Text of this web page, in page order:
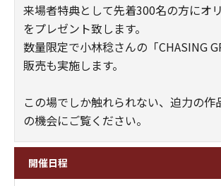
来場者特典として先着300名の方にオ
をプレゼント致します。
数量限定で小林稔さんの「CHASING
販売も実施します。
この場でしか触れられない、迫力の作
の機会にご覧ください。​​​
開催日程